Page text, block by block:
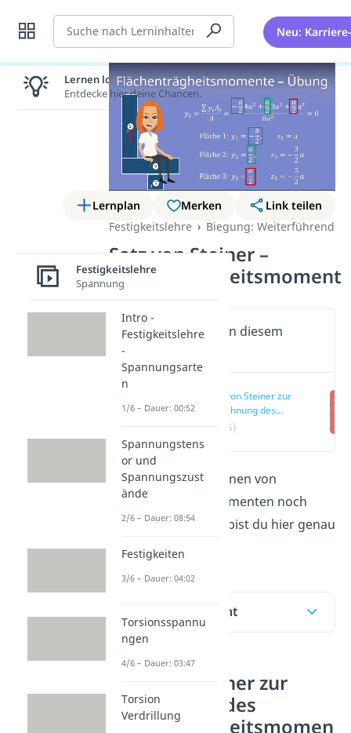
Suche Neu:
Lernplan Merken
Link teilen
Festigkeitslehre
Biegung: Weiterführend
Satz von Steiner –
Flächenträgheitsmoment
Wichtige Inhalte in diesem
Satz von Steiner zur
Berechnung des
Flächenträgheitsmoments
(00:16)
Du willst das Berechnen von
Flächenträgheitsmomenten noch
einmal üben? Dann bist du hier genau
richtig!
Inhaltsübersicht
Satz von Steiner zur
Berechnung des
Flächenträgheitsmomen
Lernen lohnt sich!
Entdecke hier deine Chancen.
Festigkeitslehre
Spannung
Intro -
Festigkeitslehre
-
Spannungsarte
n
1/6 – Dauer: 00:52
Spannungstens
or und
Spannungszust
ände
2/6 – Dauer: 08:54
Festigkeiten
3/6 – Dauer: 04:02
Torsionsspannu
ngen
4/6 – Dauer: 03:47
Torsion
Verdrillung